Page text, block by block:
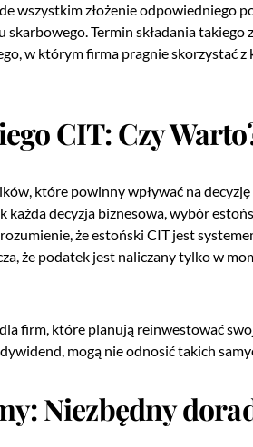
wszystkim złożenie odpowiedniego
Termin składania takiego
w którym firma pragnie skorzystać z
CIT: Czy
które powinny wpływać na
każda decyzja biznesowa, wybór
że estoński CIT jest
że podatek jest naliczany tylko w
firm, które planują reinwestować
mogą nie odnosić takich
Niezbędny